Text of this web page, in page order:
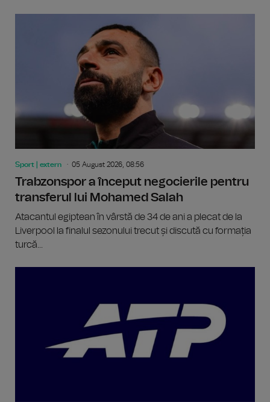
Sport | extern 05 August 2026, 08:56
Trabzonspor a început negocierile pentru
transferul lui Mohamed Salah
Atacantul egiptean în vârstă de 34 de ani a plecat de la
Liverpool la finalul sezonului trecut și discută cu formația
turcă...